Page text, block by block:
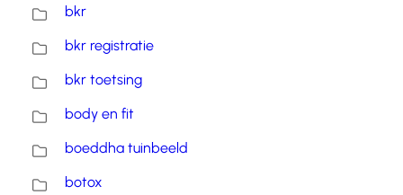
bkr
bkr registratie
bkr toetsing
body en fit
boeddha tuinbeeld
botox